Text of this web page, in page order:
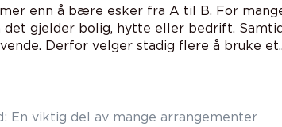
enn å bære esker fra A til B. For
gjelder bolig, hytte eller bedrift.
Derfor velger stadig flere å bruke
En viktig del av mange arrangementer